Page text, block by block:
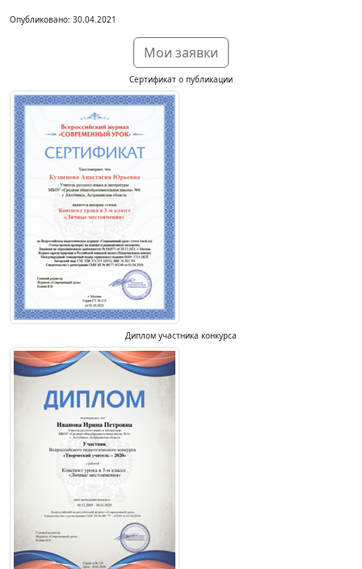
Опубликовано: 30.04.2021
Мои заявки
Сертификат о публикации
Диплом участника конкурса